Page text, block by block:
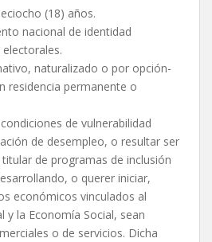
(18) años.
nacional de identidad
naturalizado o por opción-
residencia permanente o
de vulnerabilidad
de desempleo, o resultar ser
de programas de inclusión
o querer iniciar,
económicos vinculados al
y la Economía Social, sean
o de servicios. Dicha